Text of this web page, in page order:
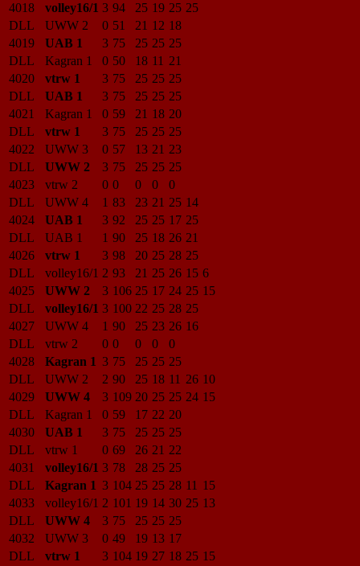
4018
volley16/1 3 94 25 19 25 25
DLL
UWW 2 0 51 21 12 18
4019
UAB 1 3 75 25 25 25
DLL
Kagran 1 0 50 18 11 21
4020
vtrw 1 3 75 25 25 25
DLL
UAB 1 3 75 25 25 25
4021
Kagran 1 0 59 21 18 20
DLL
vtrw 1 3 75 25 25 25
4022
UWW 3 0 57 13 21 23
DLL
UWW 2 3 75 25 25 25
4023
vtrw 2 0 0 0 0
0
DLL
UWW 4 1 83 23 21 25 14
4024
UAB 1 3 92 25 25 17 25
DLL
UAB 1 1 90 25 18 26 21
4026
vtrw 1 3 98 20 25 28 25
DLL
volley16/1 2 93 21 25 26 15 6
4025
UWW 2 3 106 25 17 24 25 15
DLL
volley16/1 3 100 22 25 28 25
4027
UWW 4 1 90 25 23 26 16
DLL
vtrw 2 0 0 0 0
0
4028
Kagran 1 3 75 25 25 25
DLL
UWW 2 2 90 25 18 11 26 10
4029
UWW 4 3 109 20 25 25 24 15
DLL
Kagran 1 0 59 17 22 20
4030
UAB 1 3 75 25 25 25
DLL
vtrw 1 0 69 26 21 22
4031
volley16/1 3 78 28 25 25
DLL
Kagran 1 3 104 25 25 28 11 15
4033
volley16/1 2 101 19 14 30 25 13
DLL
UWW 4 3 75 25 25 25
4032
UWW 3 0 49 19 13 17
DLL
vtrw 1 3 104 19 27 18 25 15